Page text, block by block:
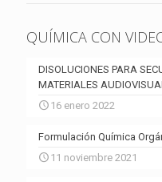
QUÍMICA CON
DISOLUCIONES PARA
MATERIALES
16 enero 2022
Formulación Química
11 noviembre 2021